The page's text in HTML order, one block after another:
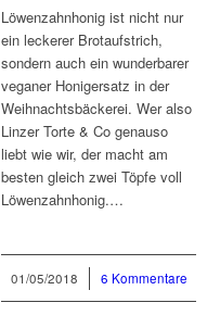
Löwenzahnhonig ist nicht nur
ein leckerer Brotaufstrich,
sondern auch ein wunderbarer
veganer Honigersatz in der
Weihnachtsbäckerei. Wer also
Linzer Torte & Co genauso
liebt wie wir, der macht am
besten gleich zwei Töpfe voll
Löwenzahnhonig.…
01/05/2018
/ 6 Kommentare